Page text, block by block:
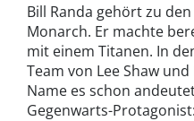
Bill Randa gehört zu
Monarch. Er machte
mit einem Titanen. In
Team von Lee Shaw
Name es schon
Gegenwarts-